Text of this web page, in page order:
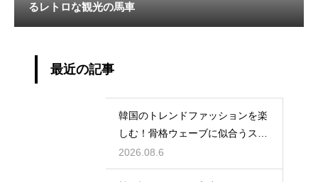
るレトロな観光の馬車
最近の記事
韓国のトレンドファッションを楽
しむ！骨格ウェーブに似合うスタ
イルの特徴
2026.08.6